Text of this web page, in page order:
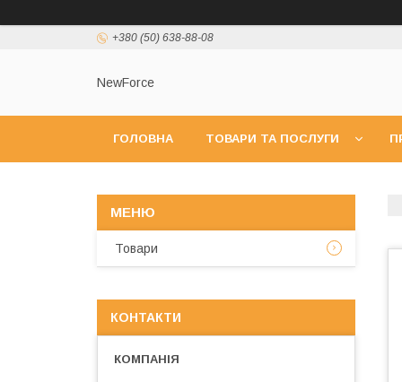
+380 (50) 638-88-08
NewForce
ГОЛОВНА ТОВАРИ ТА ПОСЛУГИ
Товари
КОНТАКТИ